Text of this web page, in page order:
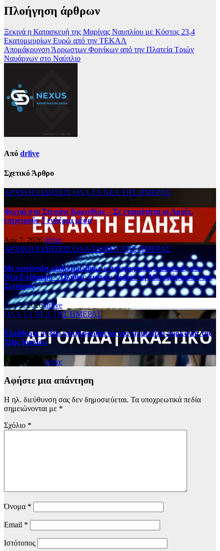
Πλοήγηση άρθρων
Ξεκινά η Κατασκευή της Μαρίνας Ναυπλίου με Κόστος 23,4
Εκατομμυρίων Ευρώ από την ΤΕΚΑΛ
Απομάκρυνση Άρρωστων Φοινίκων από την Πλατεία Τριών
Ναυάρχων στο Ναύπλιο
Από drlive
Σχετικό Άρθρο
ΑΡΧΙΚΗ ΕΙΔΗΣΕΙΣ ΟΛΑ ΤΑ ΝΕΑ ΤΗΣ ΗΜΕΡΑΣ
Φωτιά στο Στεφάνι Κορινθίας – Σε ετοιμότητα οι Αρχές,
επιχειρούν 7 εναέρια μέσα
Αυγ 7, 2026drlive
ΑΡΧΙΚΗ ΕΙΔΗΣΕΙΣ ΟΛΑ ΤΑ ΝΕΑ ΤΗΣ ΗΜΕΡΑΣ
Με κατάνυξη ολοκληρώθηκε ο πανηγυρικός εσπερινός στη
Νέα Επίδαυρο – Πλήθος πιστών τίμησε τη Μεταμόρφωση του
Σωτήρος
Αυγ 5, 2026drlive
ΟΛΑ ΤΑ ΝΕΑ ΤΗΣ ΗΜΕΡΑΣ
Ελεύθεροι οι δύο κατηγορούμενοι για τη μεγάλη πυρκαγιά της
31ης Ιουλίου
Αυγ 5, 2026 drlive
Αφήστε μια απάντηση
Η ηλ. διεύθυνση σας δεν δημοσιεύεται. Τα υποχρεωτικά πεδία
σημειώνονται με *
Σχόλιο *
Όνομα *
Email *
Ιστότοπος